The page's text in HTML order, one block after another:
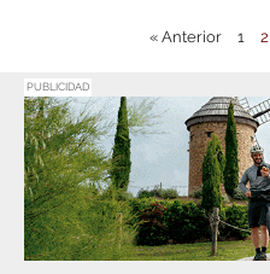
« Anterior 1 2
PUBLICIDAD